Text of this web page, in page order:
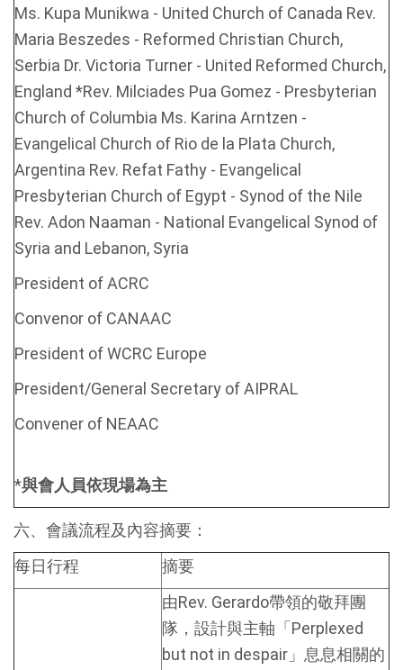
Ms. Kupa Munikwa - United Church of Canada Rev.
Maria Beszedes - Reformed Christian Church,
Serbia Dr. Victoria Turner - United Reformed Church,
England *Rev. Milciades Pua Gomez - Presbyterian
Church of Columbia Ms. Karina Arntzen -
Evangelical Church of Rio de la Plata Church,
Argentina Rev. Refat Fathy - Evangelical
Presbyterian Church of Egypt - Synod of the Nile
Rev. Adon Naaman - National Evangelical Synod of
Syria and Lebanon, Syria
President of ACRC
Convenor of CANAAC
President of WCRC Europe
President/General Secretary of AIPRAL
Convener of NEAAC
*與會人員依現場為主
六、會議流程及內容摘要：
每日行程
摘要
由Rev. Gerardo帶領的敬拜團
隊，設計與主軸「Perplexed
but not in despair」息息相關的